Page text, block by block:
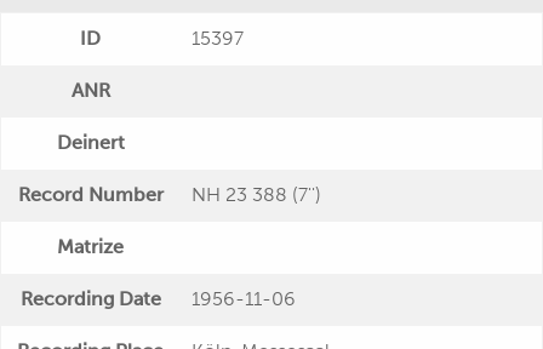
ID 15397
ANR
Deinert
Record Number NH 23 388 (7'')
Matrize
Recording Date 1956-11-06